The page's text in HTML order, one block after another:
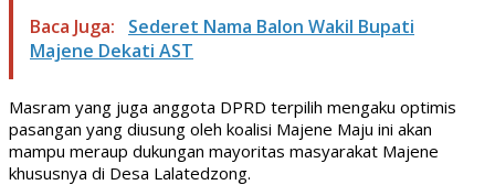
Baca Juga:
Sederet Nama Balon Wakil Bupati
Majene Dekati AST
Masram yang juga anggota DPRD terpilih mengaku optimis
pasangan yang diusung oleh koalisi Majene Maju ini akan
mampu meraup dukungan mayoritas masyarakat Majene
khususnya di Desa Lalatedzong.